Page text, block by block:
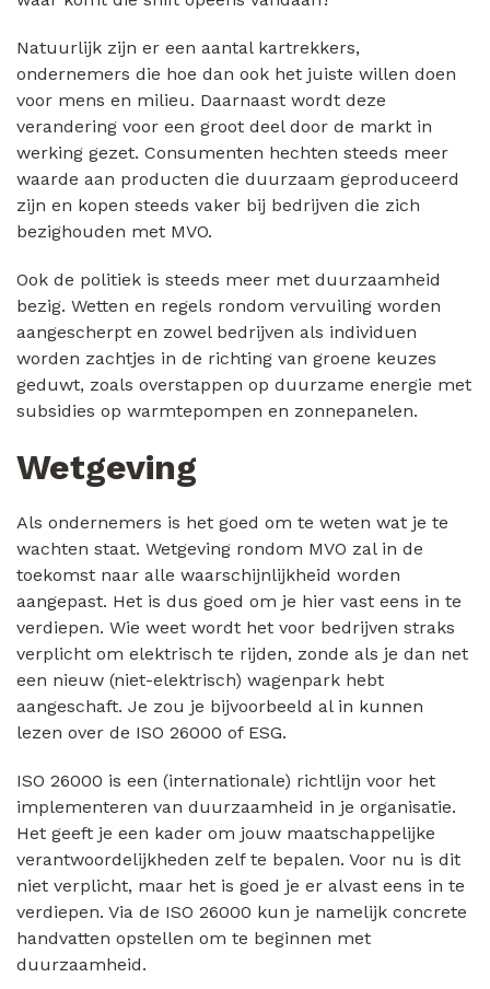
Natuurlijk zijn er een aantal kartrekkers,
ondernemers die hoe dan ook het juiste willen doen
voor mens en milieu. Daarnaast wordt deze
verandering voor een groot deel door de markt in
werking gezet. Consumenten hechten steeds meer
waarde aan producten die duurzaam geproduceerd
zijn en kopen steeds vaker bij bedrijven die zich
bezighouden met MVO.
Ook de politiek is steeds meer met duurzaamheid
bezig. Wetten en regels rondom vervuiling worden
aangescherpt en zowel bedrijven als individuen
worden zachtjes in de richting van groene keuzes
geduwt, zoals overstappen op duurzame energie met
subsidies op warmtepompen en zonnepanelen.
Wetgeving
Als ondernemers is het goed om te weten wat je te
wachten staat. Wetgeving rondom MVO zal in de
toekomst naar alle waarschijnlijkheid worden
aangepast. Het is dus goed om je hier vast eens in te
verdiepen. Wie weet wordt het voor bedrijven straks
verplicht om elektrisch te rijden, zonde als je dan net
een nieuw (niet-elektrisch) wagenpark hebt
aangeschaft. Je zou je bijvoorbeeld al in kunnen
lezen over de ISO 26000 of ESG.
ISO 26000 is een (internationale) richtlijn voor het
implementeren van duurzaamheid in je organisatie.
Het geeft je een kader om jouw maatschappelijke
verantwoordelijkheden zelf te bepalen. Voor nu is dit
niet verplicht, maar het is goed je er alvast eens in te
verdiepen. Via de ISO 26000 kun je namelijk concrete
handvatten opstellen om te beginnen met
duurzaamheid.